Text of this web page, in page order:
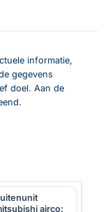
informatie,
gegevens
doel. Aan de
airco: